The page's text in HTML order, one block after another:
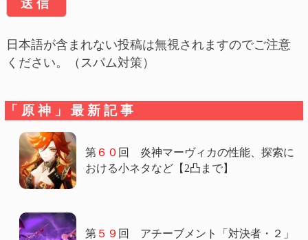
日本語が含まれない投稿は無視されますのでご注意
ください。（スパム対策）
「原神」最新記事
第６０ 回 炎神マーヴィカの性能、探索に
おける小ネタなど【2凸まで】
第５９ 回 アチーブメント「対決者・２」